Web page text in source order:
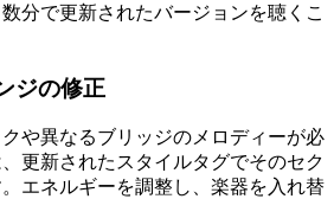
分で更新されたバージョンを聴くこ
ジの修正
や異なるブリッジのメロディーが必
更新されたスタイルタグでそのセク
エネルギーを調整し、楽器を入れ替